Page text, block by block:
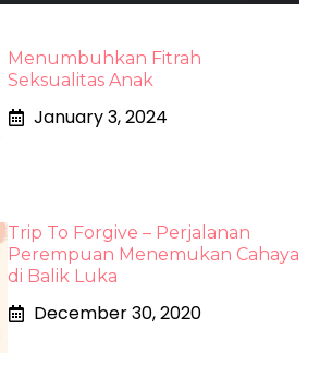
Menumbuhkan Fitrah
Seksualitas Anak
January 3, 2024
Trip To Forgive – Perjalanan
Perempuan Menemukan Cahaya
di Balik Luka
December 30, 2020